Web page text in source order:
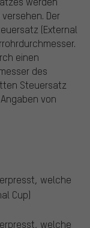
Der
(External
einen
des
Steuersatz
von
welche
Cup)
welche